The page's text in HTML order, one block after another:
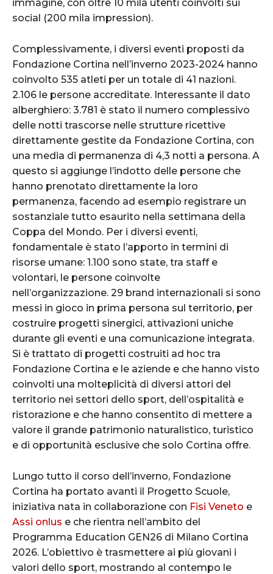
immagine, con oltre 10 mila utenti coinvolti sui
social (200 mila impression).
Complessivamente, i diversi eventi proposti da
Fondazione Cortina nell’inverno 2023-2024 hanno
coinvolto 535 atleti per un totale di 41 nazioni.
2.106 le persone accreditate. Interessante il dato
alberghiero: 3.781 è stato il numero complessivo
delle notti trascorse nelle strutture ricettive
direttamente gestite da Fondazione Cortina, con
una media di permanenza di 4,3 notti a persona. A
questo si aggiunge l’indotto delle persone che
hanno prenotato direttamente la loro
permanenza, facendo ad esempio registrare un
sostanziale tutto esaurito nella settimana della
Coppa del Mondo. Per i diversi eventi,
fondamentale è stato l’apporto in termini di
risorse umane: 1.100 sono state, tra staff e
volontari, le persone coinvolte
nell’organizzazione. 29 brand internazionali si sono
messi in gioco in prima persona sul territorio, per
costruire progetti sinergici, attivazioni uniche
durante gli eventi e una comunicazione integrata.
Si è trattato di progetti costruiti ad hoc tra
Fondazione Cortina e le aziende e che hanno visto
coinvolti una molteplicità di diversi attori del
territorio nei settori dello sport, dell’ospitalità e
ristorazione e che hanno consentito di mettere a
valore il grande patrimonio naturalistico, turistico
e di opportunità esclusive che solo Cortina offre.
Lungo tutto il corso dell’inverno, Fondazione
Cortina ha portato avanti il Progetto Scuole,
iniziativa nata in collaborazione con Fisi Veneto e
Assi onlus e che rientra nell’ambito del
Programma Education GEN26 di Milano Cortina
2026. L’obiettivo è trasmettere ai più giovani i
valori dello sport, mostrando al contempo le